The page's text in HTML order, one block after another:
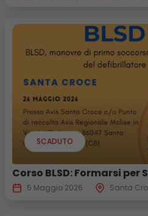
SCADUTO
Corso BLSD: Formarsi per
5 Maggio 2026 Santa